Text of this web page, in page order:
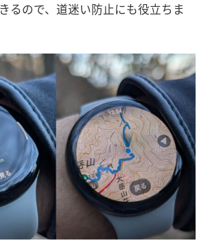
るので、道迷い防止にも役立ちま